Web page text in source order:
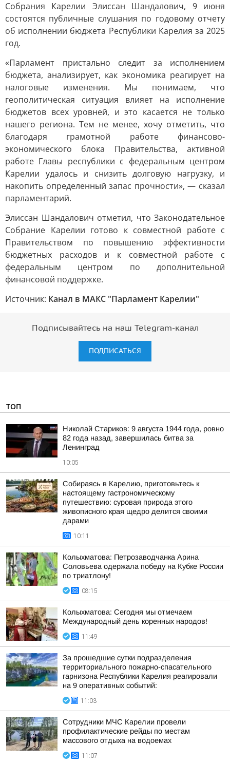
Собрания Карелии Элиссан Шандалович, 9 июня
состоятся публичные слушания по годовому отчету
об исполнении бюджета Республики Карелия за 2025
год.
«Парламент пристально следит за исполнением
бюджета, анализирует, как экономика реагирует на
налоговые изменения. Мы понимаем, что
геополитическая ситуация влияет на исполнение
бюджетов всех уровней, и это касается не только
нашего региона. Тем не менее, хочу отметить, что
благодаря грамотной работе финансово-
экономического блока Правительства, активной
работе Главы республики с федеральным центром
Карелии удалось и снизить долговую нагрузку, и
накопить определенный запас прочности», — сказал
парламентарий.
Элиссан Шандалович отметил, что Законодательное
Собрание Карелии готово к совместной работе с
Правительством по повышению эффективности
бюджетных расходов и к совместной работе с
федеральным центром по дополнительной
финансовой поддержке.
Источник: Канал в МАКС "Парламент Карелии"
Подписывайтесь на наш Telegram-канал
ПОДПИСАТЬСЯ
ТОП
Николай Стариков: 9 августа 1944 года, ровно
82 года назад, завершилась битва за
Ленинград
10:05
Собираясь в Карелию, приготовьтесь к
настоящему гастрономическому
путешествию: суровая природа этого
живописного края щедро делится своими
дарами
10:11
Колыхматова: Петрозаводчанка Арина
Соловьева одержала победу на Кубке России
по триатлону!
08:15
Колыхматова: Сегодня мы отмечаем
Международный день коренных народов!
11:49
За прошедшие сутки подразделения
территориального пожарно-спасательного
гарнизона Республики Карелия реагировали
на 9 оперативных событий:
11:03
Сотрудники МЧС Карелии провели
профилактические рейды по местам
массового отдыха на водоемах
11:07